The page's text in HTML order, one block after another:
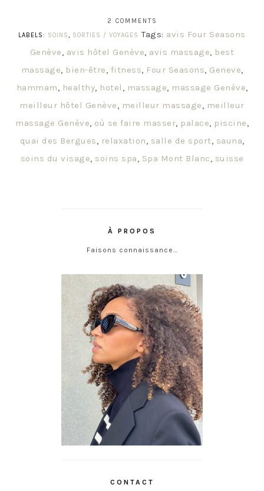
2 COMMENTS
LABELS: SOINS, SORTIES / VOYAGES Tags: avis Four Seasons
Genève, avis hôtel Genève, avis massage, best
massage, bien-être, fitness, Four Seasons, Geneve,
hammam, healthy, hotel , massage, massage Genève,
meilleur hôtel Genève, meilleur massage, meilleur
massage Genève, où se faire masser, palace, piscine,
quai des Bergues, relaxation, salle de sport, sauna,
soins du visage, soins spa, Spa Mont Blanc, suisse
À PROPOS
Faisons connaissance…
CONTACT